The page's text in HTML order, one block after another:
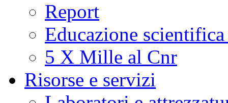
Report
Educazione
5 X Mille al Cnr
Risorse e servizi